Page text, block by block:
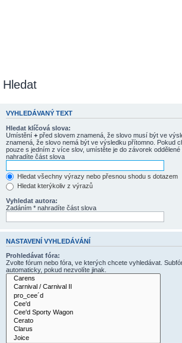
Hledat
VYHLEDÁVANÝ TEXT
Hledat klíčová slova:
Umístění + před slovem znamená, že slovo musí být ve
znamená, že slovo nemá být ve výsledku přítomno. Pokud
pouze s jedním z více slov, umístěte je do závorek oddělené
nahradíte část slova
Hledat všechny výrazy nebo přesnou shodu s dotazem
Hledat kterýkoliv z výrazů
Vyhledat autora:
Zadáním * nahradíte část slova
NASTAVENÍ VYHLEDÁVÁNÍ
Prohledávat fóra:
Zvolte fórum nebo fóra, ve kterých chcete vyhledávat.
automaticky, pokud nezvolíte jinak.